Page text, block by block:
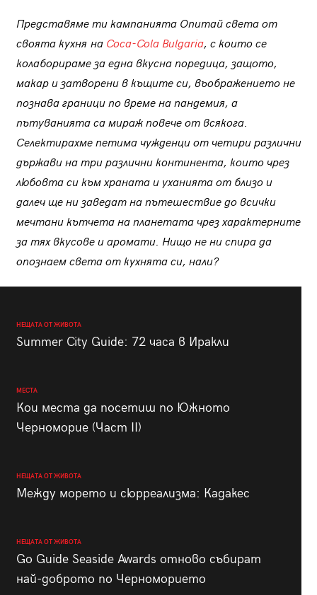
Представяме ти кампанията Опитай света от
своята кухня на Coca-Cola Bulgaria, с които се
колаборираме за една вкусна поредица, защото,
макар и затворени в къщите си, въображението не
познава граници по време на пандемия, а
пътуванията са мираж повече от всякога.
Селектирахме петима чужденци от четири различни
държави на три различни континента, които чрез
любовта си към храната и уханията от близо и
далеч ще ни заведат на пътешествие до всички
мечтани кътчета на планетата чрез характерните
за тях вкусове и аромати. Нищо не ни спира да
опознаем света от кухнята си, нали?
НЕЩАТА ОТ ЖИВОТА
Summer City Guide: 72 часа в Иракли
МЕСТА
Кои места да посетиш по Южното
Черноморие (Част II)
НЕЩАТА ОТ ЖИВОТА
Между морето и сюрреализма: Кадакес
НЕЩАТА ОТ ЖИВОТА
Go Guide Seaside Awards отново събират
най-доброто по Черноморието